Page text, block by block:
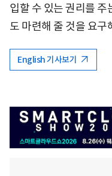
입할 수 있는 권리를 주
도 마련해 줄 것을 요구
English 기사보기